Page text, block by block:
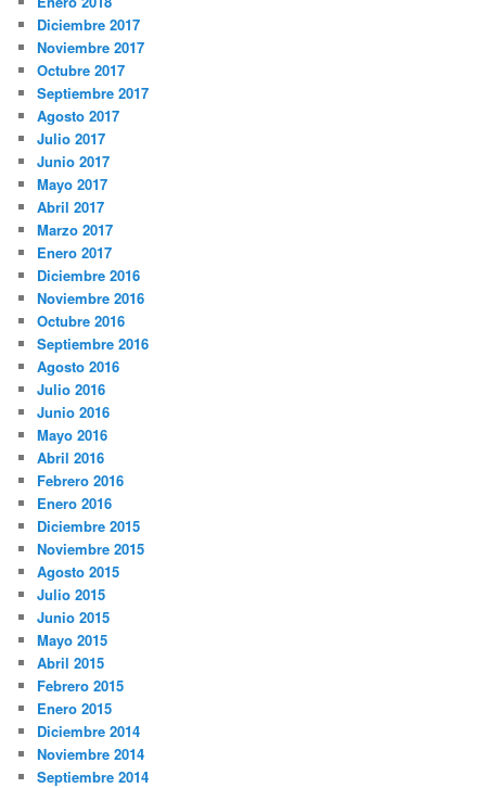
Diciembre 2017
Noviembre 2017
Octubre 2017
Septiembre 2017
Agosto 2017
Julio 2017
Junio 2017
Mayo 2017
Abril 2017
Marzo 2017
Enero 2017
Diciembre 2016
Noviembre 2016
Octubre 2016
Septiembre 2016
Agosto 2016
Julio 2016
Junio 2016
Mayo 2016
Abril 2016
Febrero 2016
Enero 2016
Diciembre 2015
Noviembre 2015
Agosto 2015
Julio 2015
Junio 2015
Mayo 2015
Abril 2015
Febrero 2015
Enero 2015
Diciembre 2014
Noviembre 2014
Septiembre 2014